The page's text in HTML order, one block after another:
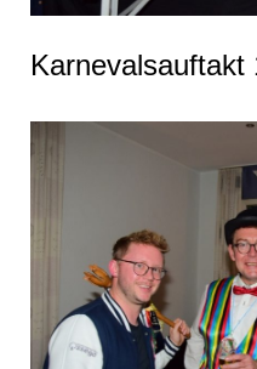
Karnevalsauftakt